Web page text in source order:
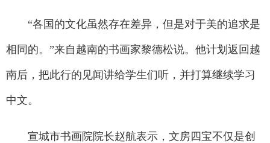
“各国的文化虽然存在差异，但是对于美的追求是
相同的。”来自越南的书画家黎德松说。他计划返回越
南后，把此行的见闻讲给学生们听，并打算继续学习
中文。
宣城市书画院院长赵航表示，文房四宝不仅是创